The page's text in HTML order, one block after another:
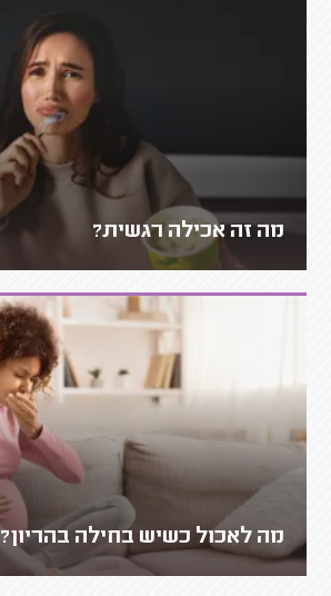
מה זה אכילה רגשית?
מה לאכול כשיש בחילה בהריון?